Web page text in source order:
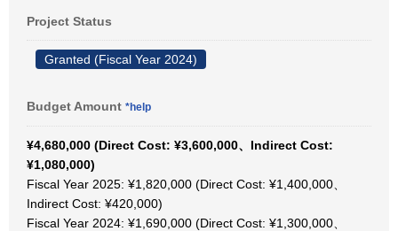
Project Status
Granted (Fiscal Year 2024)
Budget Amount *help
¥4,680,000 (Direct Cost: ¥3,600,000、Indirect Cost:
¥1,080,000)
Fiscal Year 2025: ¥1,820,000 (Direct Cost: ¥1,400,000、
Indirect Cost: ¥420,000)
Fiscal Year 2024: ¥1,690,000 (Direct Cost: ¥1,300,000、